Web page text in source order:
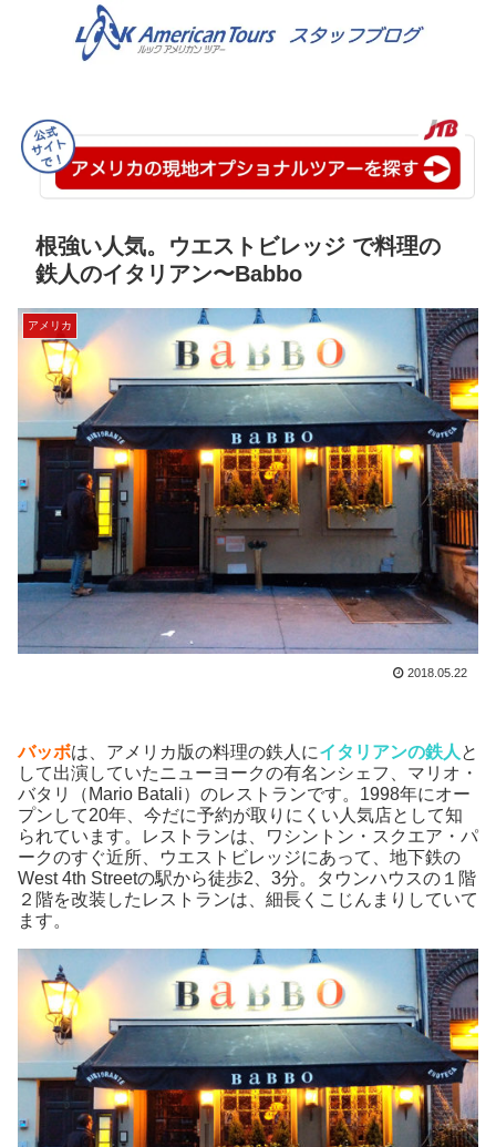
根強い人気。ウエストビレッジ で料理の
鉄人のイタリアン〜Babbo
アメリカ
2018.05.22
バッボは、アメリカ版の料理の鉄人にイタリアンの鉄人 と
して出演していたニューヨークの有名ンシェフ、マリオ・
バタリ（Mario Batali）のレストランです。1998年にオー
プンして20年、今だに予約が取りにくい人気店として知
られています。レストランは、ワシントン・スクエア・パ
ークのすぐ近所、ウエストビレッジにあって、地下鉄の
West 4th Streetの駅から徒歩2、3分。タウンハウスの１階
２階を改装したレストランは、細長くこじんまりしていて
ます。